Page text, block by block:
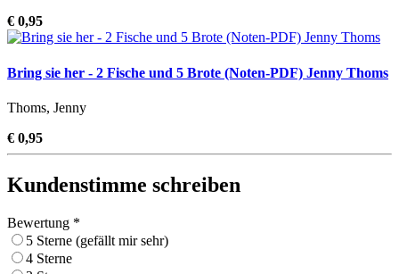
€ 0,95
Bring sie her - 2 Fische und 5 Brote (Noten-PDF) Jenny Thoms
Thoms, Jenny
€ 0,95
Kundenstimme schreiben
Bewertung *
5 Sterne (gefällt mir sehr)
4 Sterne